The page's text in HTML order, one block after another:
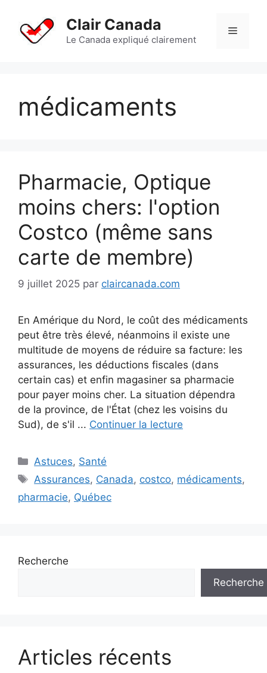
contenu
Clair Canada
Le Canada expliqué clairement
Menu
médicaments
Pharmacie, Optique
moins chers: l'option
Costco (même sans
carte de membre)
9 juillet 2025 par claircanada.com
En Amérique du Nord, le coût des médicaments
peut être très élevé, néanmoins il existe une
multitude de moyens de réduire sa facture: les
assurances, les déductions fiscales (dans
certain cas) et enfin magasiner sa pharmacie
pour payer moins cher. La situation dépendra
de la province, de l'État (chez les voisins du
Sud), de s'il ... Continuer la lecture
Catégories
Astuces, Santé
Étiquettes
Assurances, Canada, costco, médicaments,
pharmacie, Québec
Recherche
Recherche
Articles récents